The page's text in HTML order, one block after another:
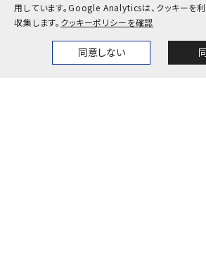
用しています。Google Analyticsは、クッキーを
収集します。 クッキーポリシーを確認
同意しない
News
お問い合わせ
アクセス
キャンパスカレンダー
神戸大